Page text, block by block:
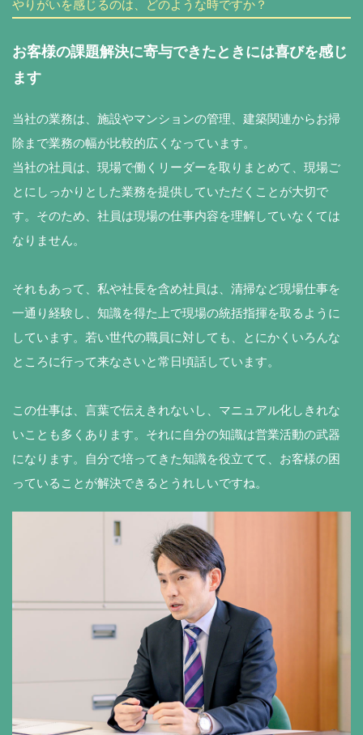
やりがいを感じるのは、どのような時ですか？
お客様の課題解決に寄与できたときには喜びを感じ
ます
当社の業務は、施設やマンションの管理、建築関連からお掃
除まで業務の幅が比較的広くなっています。
当社の社員は、現場で働くリーダーを取りまとめて、現場ご
とにしっかりとした業務を提供していただくことが大切で
す。そのため、社員は現場の仕事内容を理解していなくては
なりません。
それもあって、私や社長を含め社員は、清掃など現場仕事を
一通り経験し、知識を得た上で現場の統括指揮を取るように
しています。若い世代の職員に対しても、とにかくいろんな
ところに行って来なさいと常日頃話しています。
この仕事は、言葉で伝えきれないし、マニュアル化しきれな
いことも多くあります。それに自分の知識は営業活動の武器
になります。自分で培ってきた知識を役立てて、お客様の困
っていることが解決できるとうれしいですね。